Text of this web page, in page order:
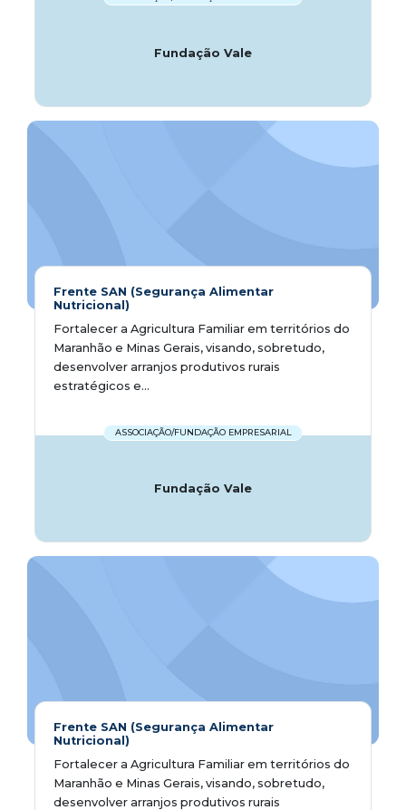
Fundação Vale
Frente SAN (Segurança Alimentar
Nutricional)
Fortalecer a Agricultura Familiar em territórios do
Maranhão e Minas Gerais, visando, sobretudo,
desenvolver arranjos produtivos rurais
estratégicos e...
ASSOCIAÇÃO/FUNDAÇÃO EMPRESARIAL
Fundação Vale
Frente SAN (Segurança Alimentar
Nutricional)
Fortalecer a Agricultura Familiar em territórios do
Maranhão e Minas Gerais, visando, sobretudo,
desenvolver arranjos produtivos rurais